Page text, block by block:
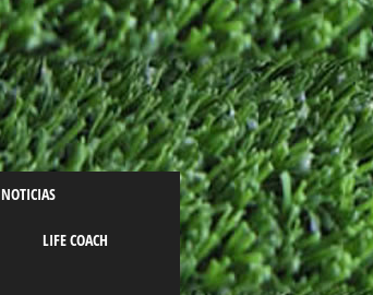
NOTICIAS
LIFE COACH